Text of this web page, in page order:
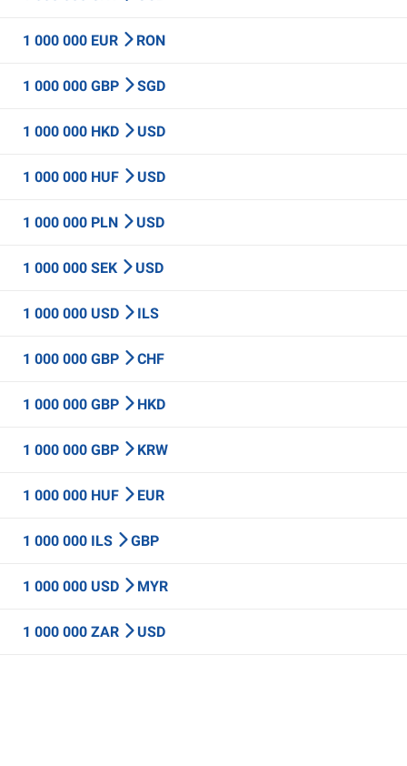
1 000 000 EUR RON
1 000 000 GBP SGD
1 000 000 HKD USD
1 000 000 HUF USD
1 000 000 PLN USD
1 000 000 SEK USD
1 000 000 USD ILS
1 000 000 GBP CHF
1 000 000 GBP HKD
1 000 000 GBP KRW
1 000 000 HUF EUR
1 000 000 ILS GBP
1 000 000 USD MYR
1 000 000 ZAR USD